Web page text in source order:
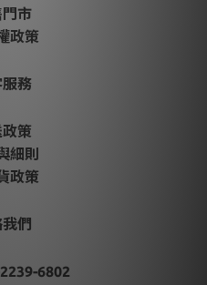
門市
政策
服務
策
細則
政策
們
6802